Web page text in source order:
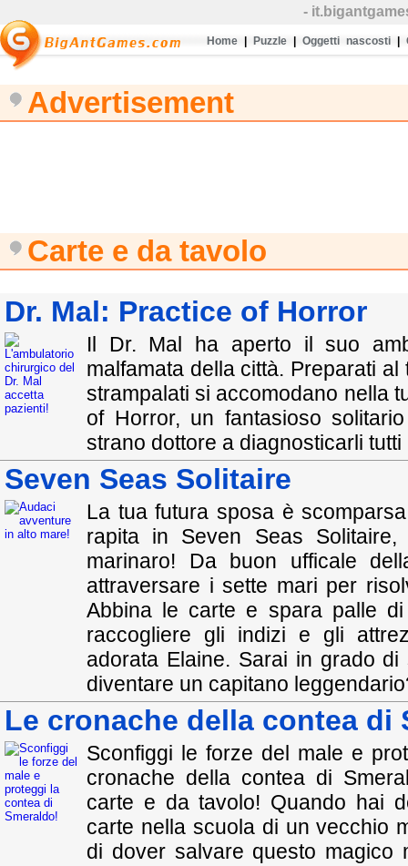
-
Home Puzzle Oggetti nascosti
Advertisement
Carte e da tavolo
Dr. Mal: Practice of Horror
Il Dr. Mal ha aperto il suo
malfamata della città. Preparati
strampalati si accomodano nella
of Horror, un fantasioso
strano dottore a diagnosticarli
Seven Seas Solitaire
La tua futura sposa è
rapita in Seven Seas
marinaro! Da buon ufficale
attraversare i sette mari per
Abbina le carte e spara palle
raccogliere gli indizi e gli
adorata Elaine. Sarai in grado
diventare un capitano
Le cronache della contea di
Sconfiggi le forze del male e
cronache della contea di
carte e da tavolo! Quando hai
carte nella scuola di un vecchio
di dover salvare questo magico